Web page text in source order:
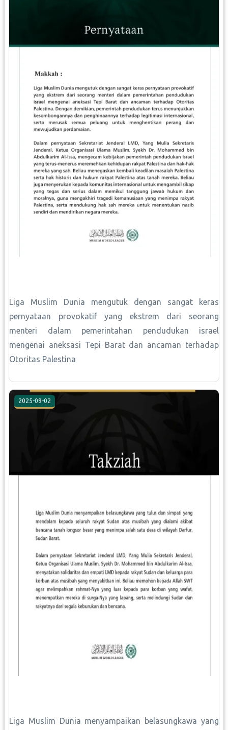
Liga Muslim Dunia mengutuk dengan sangat keras
pernyataan provokatif yang ekstrem dari seorang
menteri dalam pemerintahan pendudukan israel
mengenai aneksasi Tepi Barat dan ancaman terhadap
Otoritas Palestina
2025-09-02
Liga Muslim Dunia menyampaikan belasungkawa yang